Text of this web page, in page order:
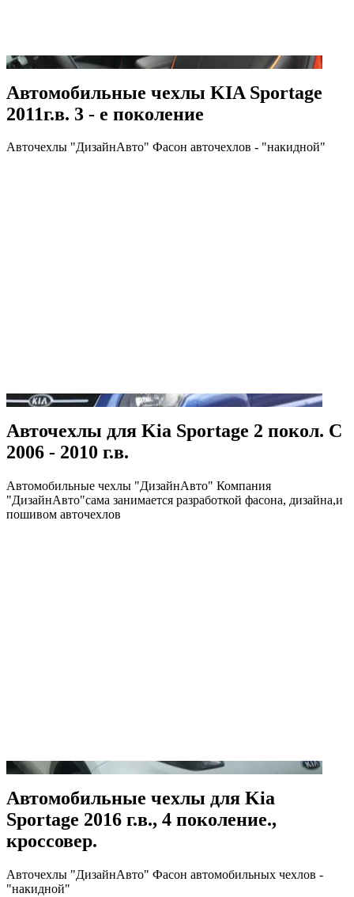
Автомобильные чехлы KIA Sportage
2011г.в. 3 - е поколение
Авточехлы "ДизайнАвто" Фасон авточехлов - "накидной"
Авточехлы для Kia Sportage 2 покол. С
2006 - 2010 г.в.
Автомобильные чехлы "ДизайнАвто" Компания
"ДизайнАвто"сама занимается разработкой фасона, дизайна,и
пошивом авточехлов
Автомобильные чехлы для Kia
Sportage 2016 г.в., 4 поколение.,
кроссовер.
Авточехлы "ДизайнАвто" Фасон автомобильных чехлов -
"накидной"